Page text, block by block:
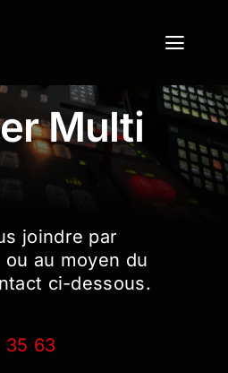
Multi
joindre par
au moyen du
ci-dessous.
35 63